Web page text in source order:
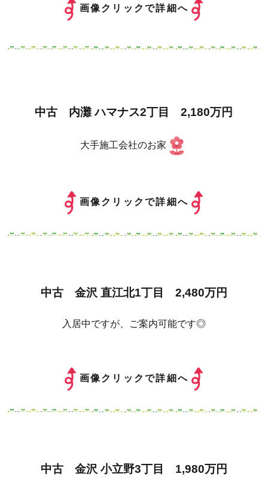
画像クリックで詳細へ
中古 内灘 ハマナス2丁目 2,180万円
大手施工会社のお家
画像クリックで詳細へ
中古 金沢 直江北1丁目 2,480万円
入居中ですが、ご案内可能です◎
画像クリックで詳細へ
中古 金沢 小立野3丁目 1,980万円